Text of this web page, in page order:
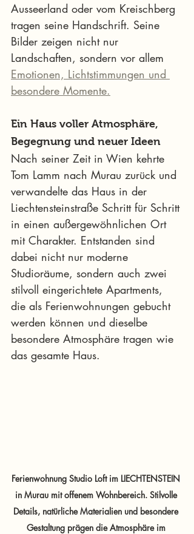
Ausseerland oder vom Kreischberg
tragen seine Handschrift. Seine
Bilder zeigen nicht nur
Landschaften, sondern vor allem
Emotionen, Lichtstimmungen und
besondere Momente.
Ein Haus voller Atmosphäre,
Begegnung und neuer Ideen
Nach seiner Zeit in Wien kehrte
Tom Lamm nach Murau zurück und
verwandelte das Haus in der
Liechtensteinstraße Schritt für Schritt
in einen außergewöhnlichen Ort
mit Charakter. Entstanden sind
dabei nicht nur moderne
Studioräume, sondern auch zwei
stilvoll eingerichtete Apartments,
die als Ferienwohnungen gebucht
werden können und dieselbe
besondere Atmosphäre tragen wie
das gesamte Haus.
Ferienwohnung Studio Loft im LIECHTENSTEIN
in Murau mit offenem Wohnbereich. Stilvolle
Details, natürliche Materialien und besondere
Gestaltung prägen die Atmosphäre im